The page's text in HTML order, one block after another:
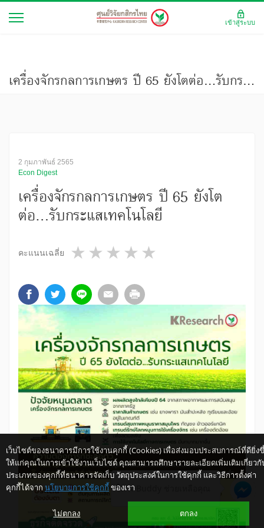
เครื่องจักรกลการเกษตร ปี 65 ยังโตต่อ...รับกระแสเทคโนโลยี
2 กุมภาพันธ์ 2565
Econ Digest
เครื่องจักรกลการเกษตร ปี 65 ยังโต
ต่อ...รับกระแสเทคโนโลยี
คะแนนเฉลี่ย 4 stars
3 stars
2 stars
1 star
เว็บไซต์ของธนาคารมีการใช้งานคุกกี้ (Cookies) เพื่อส่งมอบประสบการณ์ที่ดียิ่ง
ให้แก่คุณในการเข้าใช้งานเว็บไซต์ คุณสามารถศึกษารายละเอียดเพิ่มเติมเกี่ยวกั
ประเภทของคุกกี้ที่ธนาคารจัดเก็บ วัตถุประสงค์ในการใช้คุกกี้ และวิธีการตั้งค่า
คุกกี้ได้จาก นโยบายการใช้คุกกี้ ของเรา
ไม่ตกลง ตกลง
เข้าสู่ระบบ
ให้ K-Buddy ช่วยเหลือคุณ